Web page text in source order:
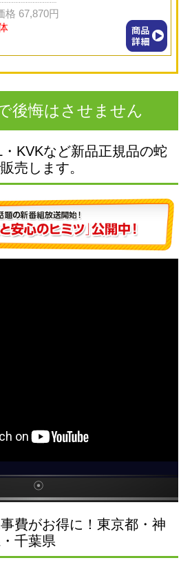
格 67,870円
後悔はさせません
KVKなど新品正規品の蛇
売します。
費がお得に！東京都・神
千葉県